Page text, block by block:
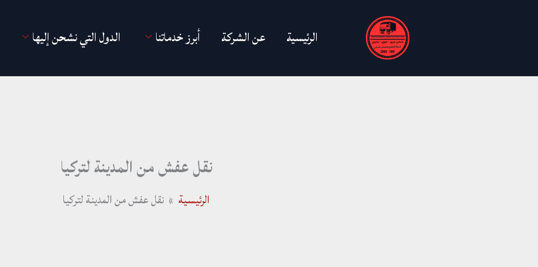
الرئيسية عن الشركة أبرز خدماتنا الدول التي نشحن إليها
نقل عفش من المدينة لتركيا
الرئيسية نقل عفش من المدينة لتركيا